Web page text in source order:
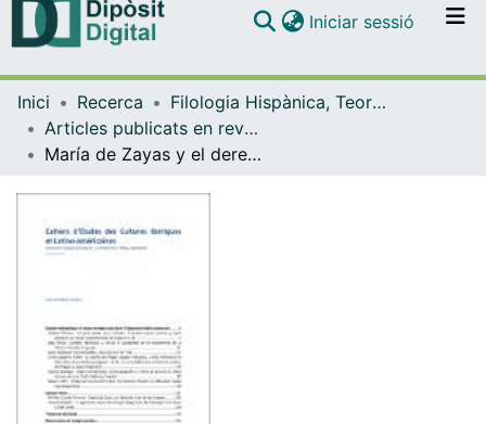
Navega per tot el DD
Iniciar sessió (current)
Inici Recerca
Filologia Hispànica, Teoria de la Literatura i Comunicació
Articles publicats en revistes (Filologia Hispànica, Teoria de la Literatura i Comunicació)
María de Zayas y el derecho a ser de las mujeres